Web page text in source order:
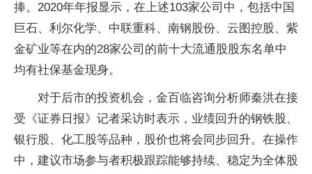
捧。2020年年报显示，在上述103家公司中，包括中国
巨石、利尔化学、中联重科、南钢股份、云图控股、紫
金矿业等在内的28家公司的前十大流通股股东名单中
均有社保基金现身。
对于后市的投资机会，金百临咨询分析师秦洪在接
受《证券日报》记者采访时表示，业绩回升的钢铁股、
银行股、化工股等品种，股价也将会同步回升。在操作
中，建议市场参与者积极跟踪能够持续、稳定为全体股